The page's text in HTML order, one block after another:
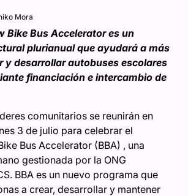
Mora
Bike Bus Accelerator es un
plurianual que ayudará a más
y desarrollar autobuses escolares
financiación e intercambio de
comunitarios se reunirán en
3 de julio para celebrar el
Bus Accelerator (BBA) , una
gestionada por la ONG
BBA es un nuevo programa que
a crear, desarrollar y mantener